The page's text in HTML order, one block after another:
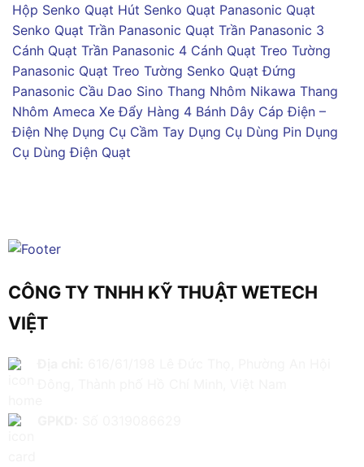
Hộp Senko Quạt Hút Senko Quạt Panasonic Quạt
Senko Quạt Trần Panasonic Quạt Trần Panasonic 3
Cánh Quạt Trần Panasonic 4 Cánh Quạt Treo Tường
Panasonic Quạt Treo Tường Senko Quạt Đứng
Panasonic Cầu Dao Sino Thang Nhôm Nikawa Thang
Nhôm Ameca Xe Đẩy Hàng 4 Bánh Dây Cáp Điện –
Điện Nhẹ Dụng Cụ Cầm Tay Dụng Cụ Dùng Pin Dụng
Cụ Dùng Điện Quạt
CÔNG TY TNHH KỸ THUẬT WETECH
VIỆT